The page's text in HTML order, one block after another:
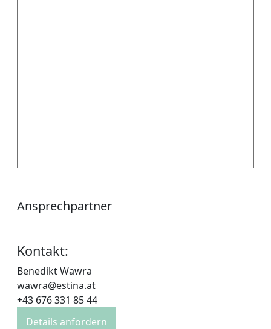
Ansprechpartner
Kontakt:
Benedikt Wawra
wawra@estina.at
+43 676 331 85 44
Details anfordern